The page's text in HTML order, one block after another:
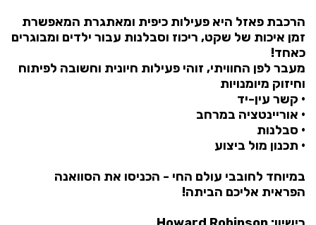
הרכבת פאזל היא פעילות כיפית ומאתגרת המאפשרת
זמן איכות של שקט, ריכוז וסבלנות עבור ילדים ומבוגרים
כאחד!
מעבר לפן החוויתי, זוהי פעילות חיונית וחשובה לפיתוח
וחיזוק מיומנויות
• קשר עין-יד
• אוריינטציה במרחב
• סבלנות
• תכנון מול ביצוע
במיוחד לחובבי עולם החי - הכניסו את הסוואנה
הפראית אליכם הביתה!